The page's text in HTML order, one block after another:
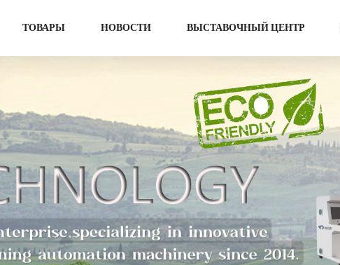
ТОВАРЫ НОВОСТИ ВЫСТАВОЧНЫЙ ЦЕНТР